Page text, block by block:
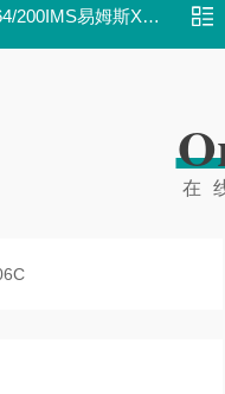
X射线源测厚仪5005-164/200
在